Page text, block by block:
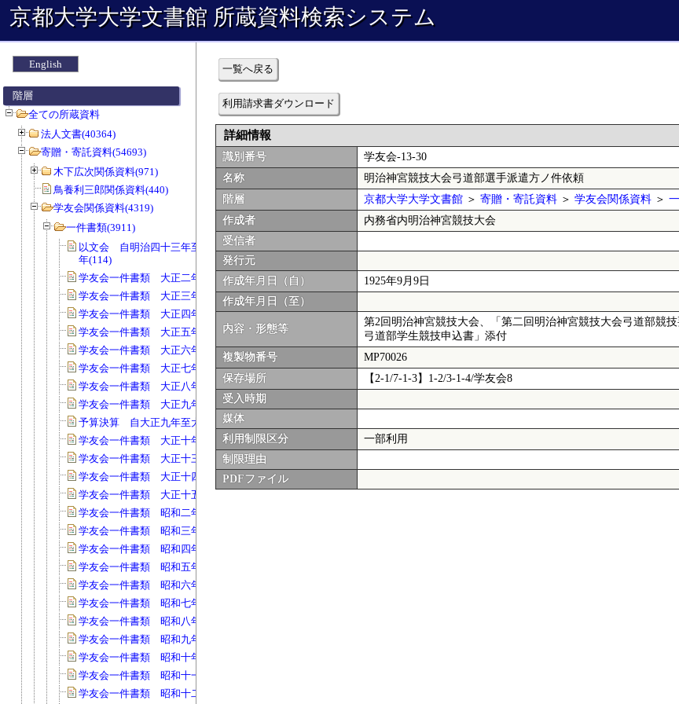
京都大学大学文書館 所蔵資料検索システム
English
階層
全ての所蔵資料
法人文書(40364)
寄贈・寄託資料(54693)
木下広次関係資料(971)
鳥養利三郎関係資料(440)
学友会関係資料(4319)
一件書類(3911)
以文会 自明治四十三年至明治四十五
年(114)
学友会一件書類 大正二年度(115)
学友会一件書類 大正三年度(52)
学友会一件書類 大正四年度(169)
学友会一件書類 大正五年度(135)
学友会一件書類 大正六年度(127)
学友会一件書類 大正七年(40)
学友会一件書類 大正八年(147)
学友会一件書類 大正九年(54)
予算決算 自大正九年至大正十年度(29)
学友会一件書類 大正十年(68)
学友会一件書類 大正十三年(66)
学友会一件書類 大正十四年(58)
学友会一件書類 大正十五年(153)
学友会一件書類 昭和二年度(67)
学友会一件書類 昭和三年度(90)
学友会一件書類 昭和四年度(63)
学友会一件書類 昭和五年度(109)
学友会一件書類 昭和六年度(90)
学友会一件書類 昭和七年度(101)
学友会一件書類 昭和八年度(103)
学友会一件書類 昭和九年度(134)
学友会一件書類 昭和十年度(107)
学友会一件書類 昭和十一年度(130)
学友会一件書類 昭和十二年(140)
一覧へ戻る
利用請求書ダウンロード
詳細情報
識別番号
学友会-13-30
名称
明治神宮競技大会弓道部選手派遣方ノ件依頼
階層
京都大学大学文書館 ＞ 寄贈・寄託資料 ＞ 学友会関係資料 ＞
作成者
内務省内明治神宮競技大会
受信者
発行元
作成年月日（自）
1925年9月9日
作成年月日（至）
内容・形態等
第2回明治神宮競技大会、「第二回明治神宮競技大会弓道部競
弓道部学生競技申込書」添付
複製物番号
MP70026
保存場所
【2-1/7-1-3】1-2/3-1-4/学友会8
受入時期
媒体
利用制限区分
一部利用
制限理由
PDFファイル